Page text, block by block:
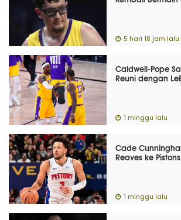
5 hari 18 jam lalu
Caldwell-Pope
Reuni dengan
1 minggu lalu
Cade
Reaves ke
1 minggu lalu